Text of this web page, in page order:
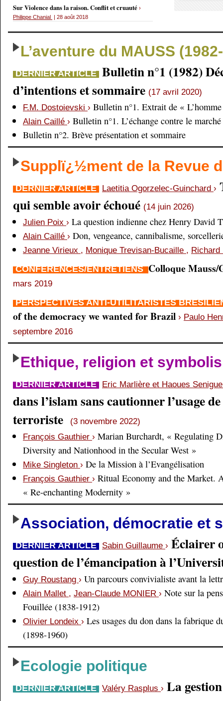
Sur Violence dans la raison. Conflit et cruauté ›
Philippe Chanial | 28 août 2018
L’aventure du MAUSS
DERNIER ARTICLE Bulletin n°1 (1982)
d’intentions et sommaire (17 avril 2020)
F.M. Dostoievski › Bulletin n°1. Extrait de «
Alain Caillé › Bulletin n°1. L’échange contre le marché
Bulletin n°2. Brève présentation et sommaire
Supplï¿½ment de la Revue
DERNIER ARTICLE Laetitia Ogorzelec-Guinchard ›
qui semble avoir échoué (14 juin 2026)
Julien Poix › La question indienne chez Henry David
Alain Caillé › Don, vengeance, cannibalisme,
Jeanne Virieux , Monique Trevisan-Bucaille ,
CONFÉRENCES/ENTRETIENS Colloque
mars 2019
PERSPECTIVES ANTI-UTILITARISTES
of the democracy we wanted for Brazil › Paulo
septembre 2016
Ethique, religion et
DERNIER ARTICLE Eric Marlière et Haoues
dans l’islam sans cautionner l’usage
terroriste
(3 novembre 2022)
François Gauthier › Marian Burchardt, « Regulating
Diversity and Nationhood in the Secular West »
Mike Singleton › De la Mission à l’Evangélisation
François Gauthier › Ritual Economy and the Market.
« Re-enchanting Modernity »
Association, démocratie et
DERNIER ARTICLE Sabin Guillaume › Éclairer
question de l’émancipation à
Guy Roustang › Un parcours convivialiste avant la
Alain Mallet , Jean-Claude MONIER › Note sur la
Fouillée (1838-1912)
Olivier Londeix › Les usages du don dans la fabrique
(1898-1960)
Ecologie politique
DERNIER ARTICLE Valéry Rasplus › La